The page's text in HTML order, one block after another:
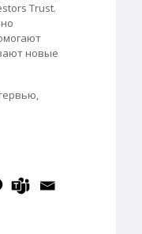
Trust.
новые